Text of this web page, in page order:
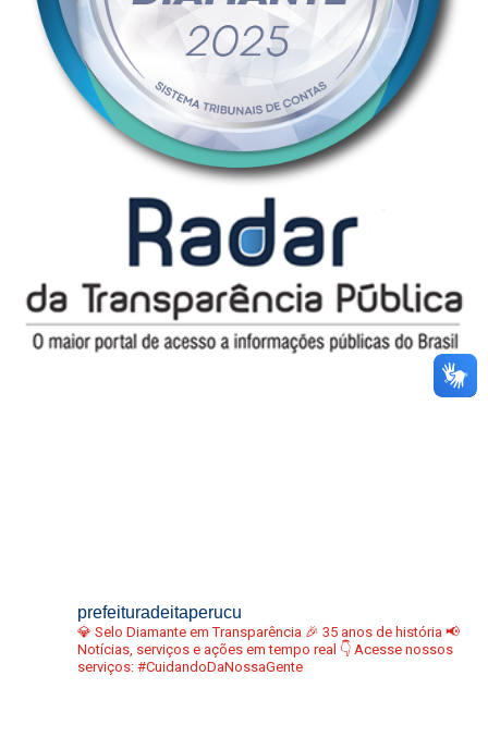
prefeituradeitaperucu
💎 Selo Diamante em Transparência 🎉 35 anos de história 📢
Notícias, serviços e ações em tempo real 👇 Acesse nossos
serviços: #CuidandoDaNossaGente